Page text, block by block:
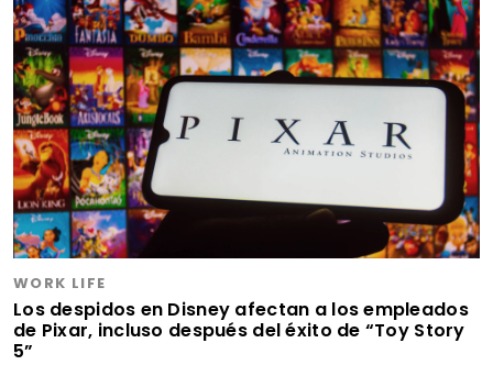
WORK LIFE
Los despidos en Disney afectan a los empleados
de Pixar, incluso después del éxito de “Toy Story
5”